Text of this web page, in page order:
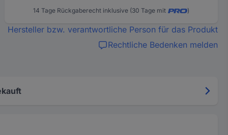
14 Tage Rückgaberecht inklusive (30 Tage mit )
Hersteller bzw. verantwortliche Person für das Produkt
Rechtliche Bedenken melden